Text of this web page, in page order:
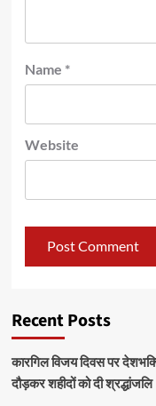
Name *
Website
Recent Posts
कारगिल विजय दिवस पर
दौड़कर शहीदों को दी श्रद्धांजलि